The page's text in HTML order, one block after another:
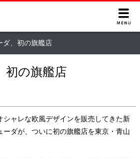
ダ、初の旗艦店
初の旗艦店
シャレな欧風デザインを販売してきた新
ーダが、ついに初の旗艦店を東京・青山